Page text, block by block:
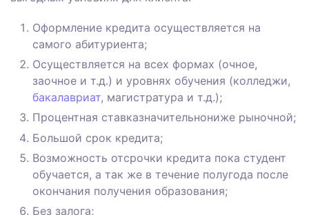
Оформление кредита осуществляется на
самого абитуриента;
Осуществляется на всех формах (очное,
заочное и т.д.) и уровнях обучения (колледжи,
бакалавриат, магистратура и т.д.);
Процентная ставказначительнониже рыночной;
Большой срок кредита;
Возможность отсрочки кредита пока студент
обучается, а так же в течение полугода после
окончания получения образования;
Без залога;